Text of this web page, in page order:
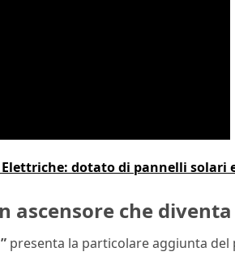
dotato di pannelli solari
ascensore che
presenta la particolare aggiunta del